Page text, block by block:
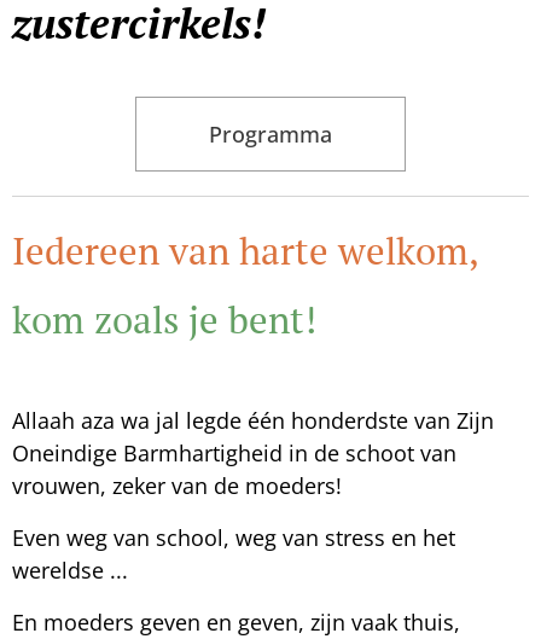
zustercirkels!
Programma
Iedereen van harte welkom,
kom zoals je bent!
Allaah aza wa jal legde één honderdste van Zijn
Oneindige Barmhartigheid in de schoot van
vrouwen, zeker van de moeders!
Even weg van school, weg van stress en het
wereldse ...
En moeders geven en geven, zijn vaak thuis,